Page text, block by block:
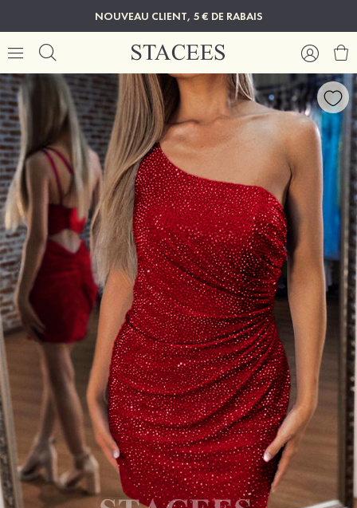
NOUVEAU CLIENT, 5 € DE RABAIS